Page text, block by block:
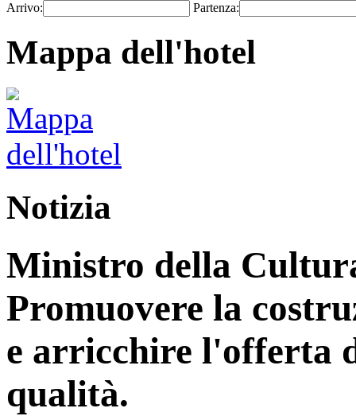
Arrivo: Partenza:
Mappa dell'hotel
Notizia
Ministro della
Promuovere la
e arricchire l'offerta
qualità.